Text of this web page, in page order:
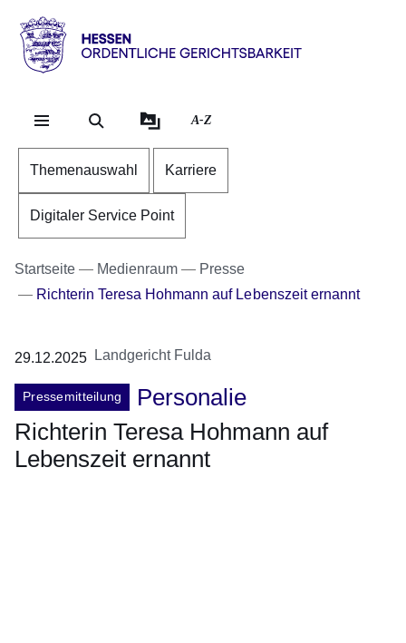
Direkt zum Kopf der
Direkt zum Inhalt
Direkt zum Fuß der
Hessen
Ordentliche
Gerichtsbarkeit
A-Z
Themenauswahl Karriere
Digitaler Service Point
Startseite Medienraum
Presse
Richterin Teresa Hohmann auf Lebenszeit ernannt
29.12.2025 Landgericht Fulda
Pressemitteilung
Personalie
Richterin Teresa Hohmann auf
Lebenszeit ernannt